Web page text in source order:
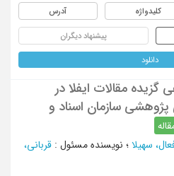
کلیدواژه آدرس
پیشنهاد دیگران
دانلود
مقالات ایفلا در
پژوهشی سازمان اسناد و
سهیلا ؛ نویسنده مسئول : قربانی،